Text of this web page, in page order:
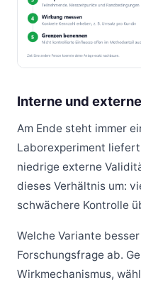
Interne und
Am Ende steht immer
Laborexperiment
niedrige externe
dieses Verhältnis um:
schwächere Kontrolle
Welche Variante
Forschungsfrage ab.
Wirkmechanismus,